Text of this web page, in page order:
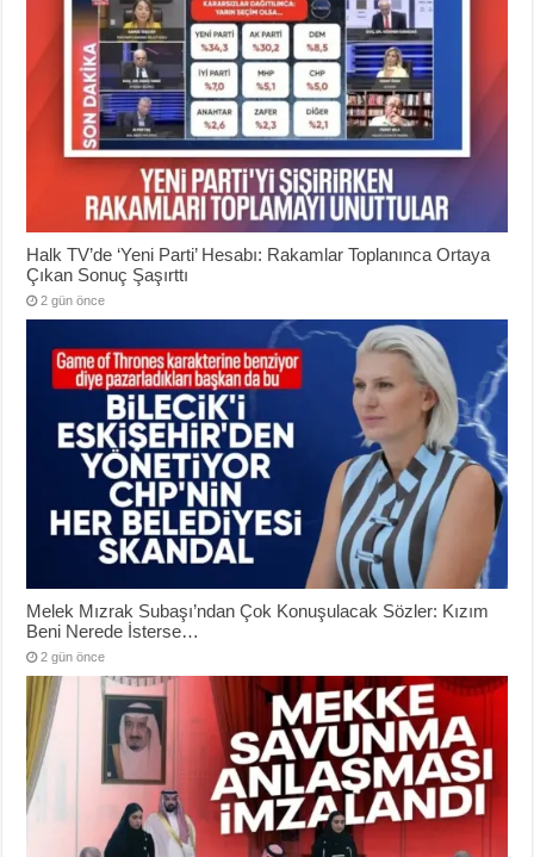
Halk TV’de ‘Yeni Parti’ Hesabı: Rakamlar Toplanınca Ortaya
Çıkan Sonuç Şaşırttı
2 gün önce
Melek Mızrak Subaşı’ndan Çok Konuşulacak Sözler: Kızım
Beni Nerede İsterse…
2 gün önce